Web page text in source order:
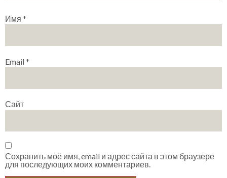
Имя *
Email*
Сайт
Сохранить моё имя, email и адрес сайта в этом браузере
для последующих моих комментариев.